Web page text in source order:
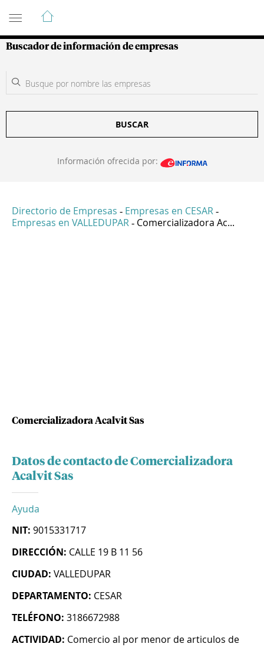
Guía de Empresas Colombianas
Buscador de información de empresas
BUSCAR
Información ofrecida por:
Directorio de Empresas - Empresas en CESAR -
Empresas en VALLEDUPAR - Comercializadora Ac...
Comercializadora Acalvit Sas
Datos de contacto de Comercializadora
Acalvit Sas
Ayuda
NIT: 9015331717
DIRECCIÓN: CALLE 19 B 11 56
CIUDAD: VALLEDUPAR
DEPARTAMENTO: CESAR
TELÉFONO: 3186672988
ACTIVIDAD: Comercio al por menor de articulos de